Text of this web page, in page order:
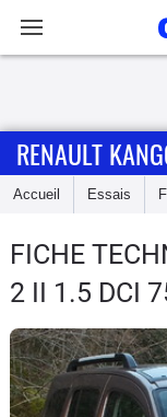
Accueil
Essais
Guide
d'achat
Electriques
RENAULT
Accueil Essais
FICHE
2 II 1.5 DCI